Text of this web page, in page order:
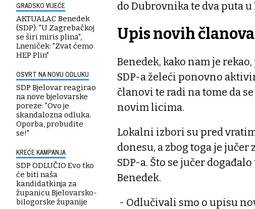
GRADSKO VIJEĆE
AKTUALAC Benedek
(SDP): "U Zagrebačkoj
se širi miris plina",
Lneniček: "Zvat ćemo
HEP Plin"
OSVRT NA NOVU ODLUKU
SDP Bjelovar reagirao
na nove bjelovarske
poreze: "Ovo je
skandalozna odluka.
Oporba, probudite
se!"
KREĆE KAMPANJA
SDP ODLUČIO Evo tko
će biti naša
kandidatkinja za
županicu Bjelovarsko-
bilogorske županije
do Dubrovnika te dva puta
Upis novih članova
Benedek, kako nam je
SDP-a želeći ponovno
članovi te radi na tome da
novim licima.
Lokalni izbori su pred
donesu, a zbog toga je
SDP-a. Što se jučer
Benedek.
- Odlučivali smo o upisu